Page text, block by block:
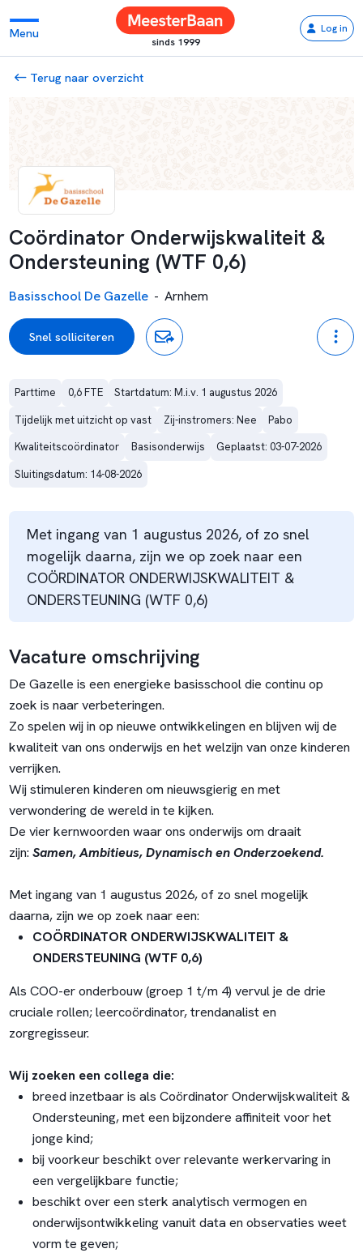
Menu
sinds 1999
Log in
Terug naar overzicht
Coördinator Onderwijskwaliteit &
Ondersteuning (WTF 0,6)
Basisschool De Gazelle - Arnhem
Snel solliciteren
Parttime 0,6 FTE
Startdatum: M.i.v. 1 augustus 2026
Tijdelijk met uitzicht op vast
Zij-instromers: Nee
Pabo
Kwaliteitscoördinator
Basisonderwijs
Geplaatst: 03-07-2026
Sluitingsdatum: 14-08-2026
Met ingang van 1 augustus 2026, of zo snel
mogelijk daarna, zijn we op zoek naar een
COÖRDINATOR ONDERWIJSKWALITEIT &
ONDERSTEUNING (WTF 0,6)
Vacature omschrijving
De Gazelle is een energieke basisschool die continu op
zoek is naar verbeteringen.
Zo spelen wij in op nieuwe ontwikkelingen en blijven wij de
kwaliteit van ons onderwijs en het welzijn van onze kinderen
verrijken.
Wij stimuleren kinderen om nieuwsgierig en met
verwondering de wereld in te kijken.
De vier kernwoorden waar ons onderwijs om draait
zijn: Samen, Ambitieus, Dynamisch en Onderzoekend.
Met ingang van 1 augustus 2026, of zo snel mogelijk
daarna, zijn we op zoek naar een:
COÖRDINATOR ONDERWIJSKWALITEIT &
ONDERSTEUNING (WTF 0,6)
Als COO-er onderbouw (groep 1 t/m 4) vervul je de drie
cruciale rollen; leercoördinator, trendanalist en
zorgregisseur.
Wij zoeken een collega die:
breed inzetbaar is als Coördinator Onderwijskwaliteit &
Ondersteuning, met een bijzondere affiniteit voor het
jonge kind;
bij voorkeur beschikt over relevante werkervaring in
een vergelijkbare functie;
beschikt over een sterk analytisch vermogen en
onderwijsontwikkeling vanuit data en observaties weet
vorm te geven;